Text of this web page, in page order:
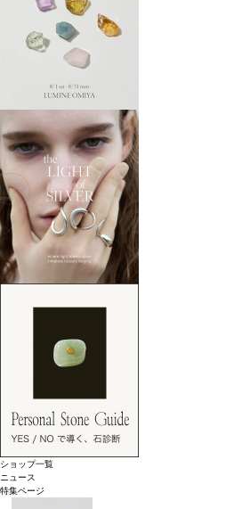
ショップ一覧
ニュース
特集ページ